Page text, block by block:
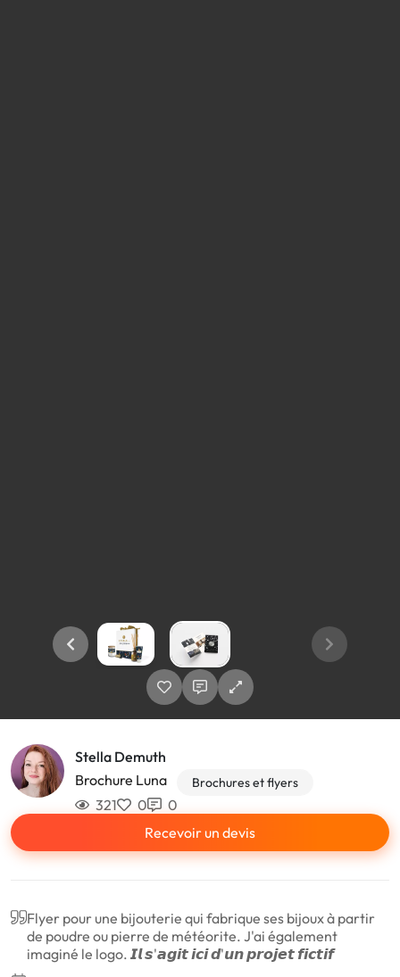
Stella Demuth
Brochure Luna
Brochures et flyers
321 0
0
Recevoir un devis
Flyer pour une bijouterie qui fabrique ses bijoux à partir
de poudre ou pierre de météorite. J'ai également
imaginé le logo. 𝙄𝙡 𝙨'𝙖𝙜𝙞𝙩 𝙞𝙘𝙞 𝙙'𝙪𝙣 𝙥𝙧𝙤𝙟𝙚𝙩 𝙛𝙞𝙘𝙩𝙞𝙛